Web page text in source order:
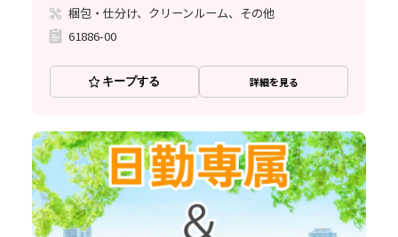
梱包・仕分け、クリーンルーム、その他
61886-00
キープする 詳細を見る